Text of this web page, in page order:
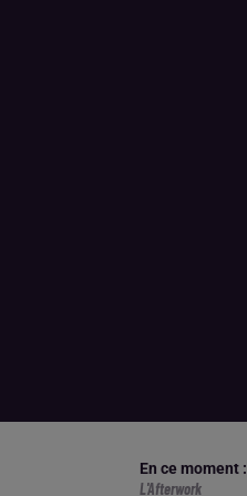
En ce moment :
L'Afterwork